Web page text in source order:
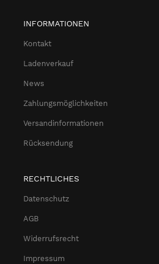
INFORMATIONEN
Kontakt
Ladenverkauf
News
Zahlungsmöglichkeiten
Versandinformationen
Rücksendung
RECHTLICHES
Datenschutz
AGB
Widerrufsrecht
Impressum